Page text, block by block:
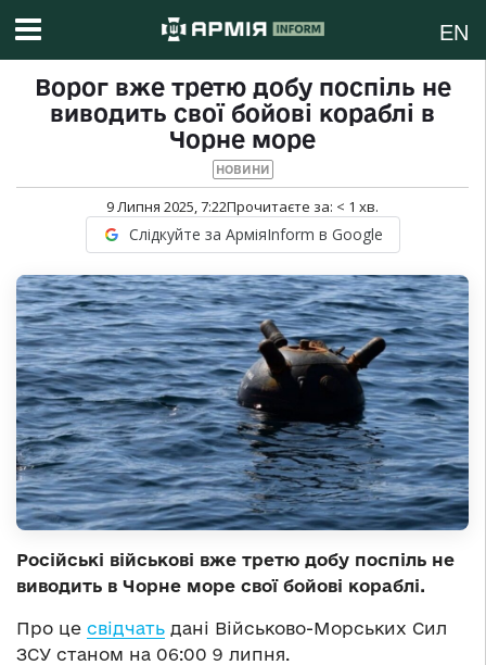
EN
Ворог вже третю добу поспіль не
виводить свої бойові кораблі в
Чорне море
НОВИНИ
9 Липня 2025, 7:22Прочитаєте за: < 1 хв.
Слідкуйте за АрміяInform в Google
Російські військові вже третю добу поспіль не
виводить в Чорне море свої бойові кораблі.
Про це свідчать дані Військово-Морських Сил
ЗСУ станом на 06:00 9 липня.